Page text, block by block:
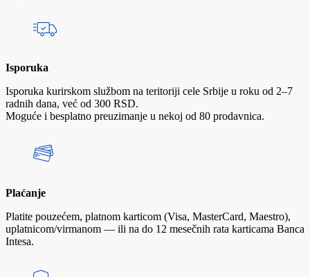
Isporuka
Isporuka kurirskom službom na teritoriji cele Srbije u roku od 2–7
radnih dana, već od 300 RSD.
Moguće i besplatno preuzimanje u nekoj od 80 prodavnica.
Plaćanje
Platite pouzećem, platnom karticom (Visa, MasterCard, Maestro),
uplatnicom/virmanom — ili na do 12 mesečnih rata karticama Banca
Intesa.